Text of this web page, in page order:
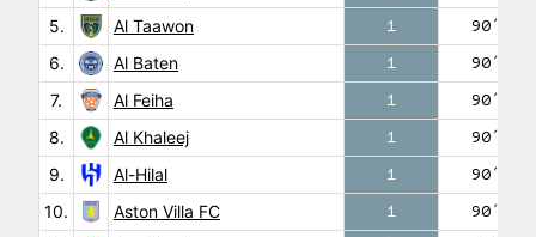
5.
Al Taawon 1
90′
6.
Al Baten 1
90′
7.
Al Feiha 1
90′
8.
Al Khaleej 1
90′
9.
Al-Hilal 1
90′
10.
Aston Villa FC 1
90′